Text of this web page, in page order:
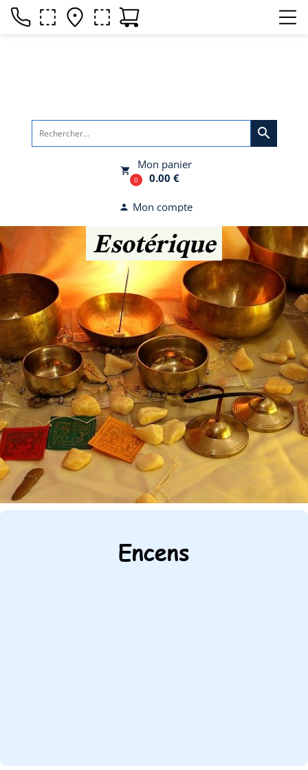
search
local_grocery_store
0
Mon panier
0.00 €
person Mon compte
Esotérique
Encens